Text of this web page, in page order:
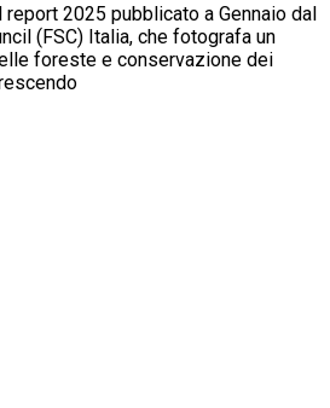
2025 pubblicato a Gennaio dal
(FSC) Italia, che fotografa un
foreste e conservazione dei